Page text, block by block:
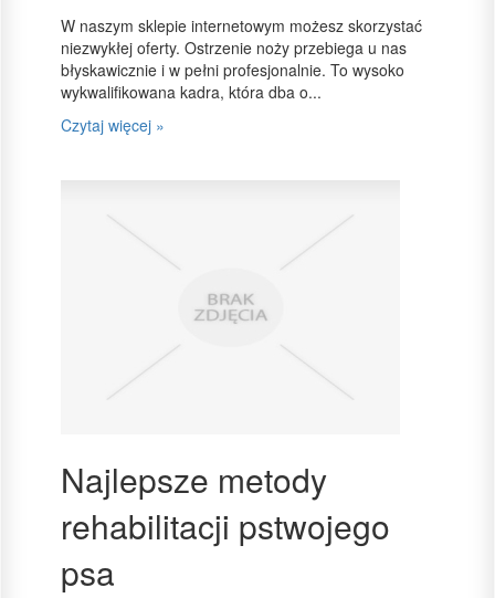
W naszym sklepie internetowym możesz skorzystać
niezwykłej oferty. Ostrzenie noży przebiega u nas
błyskawicznie i w pełni profesjonalnie. To wysoko
wykwalifikowana kadra, która dba o...
Czytaj więcej »
Najlepsze metody
rehabilitacji pstwojego
psa